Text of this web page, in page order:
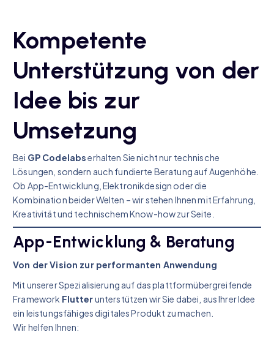
Kompetente
Unterstützung von der
Idee bis zur
Umsetzung
Bei GP Codelabserhalten Sie nicht nur technische
Lösungen, sondern auch fundierte Beratung auf Augenhöhe.
Ob App-Entwicklung, Elektronikdesign oder die
Kombination beider Welten – wir stehen Ihnen mit Erfahrung,
Kreativität und technischem Know-how zur Seite.
App-Entwicklung & Beratung
Von der Vision zur performanten Anwendung
Mit unserer Spezialisierung auf das plattformübergreifende
Framework Flutterunterstützen wir Sie dabei, aus Ihrer Idee
ein leistungsfähiges digitales Produkt zu machen.
Wir helfen Ihnen: